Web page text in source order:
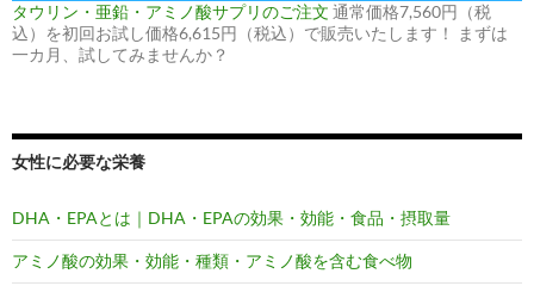
タウリン・亜鉛・アミノ酸サプリのご注文 通常価格7,560円（税
込）を初回お試し価格6,615円（税込）で販売いたします！ まずは
一カ月、試してみませんか？
女性に必要な栄養
DHA・EPAとは｜DHA・EPAの効果・効能・食品・摂取量
アミノ酸の効果・効能・種類・アミノ酸を含む食べ物